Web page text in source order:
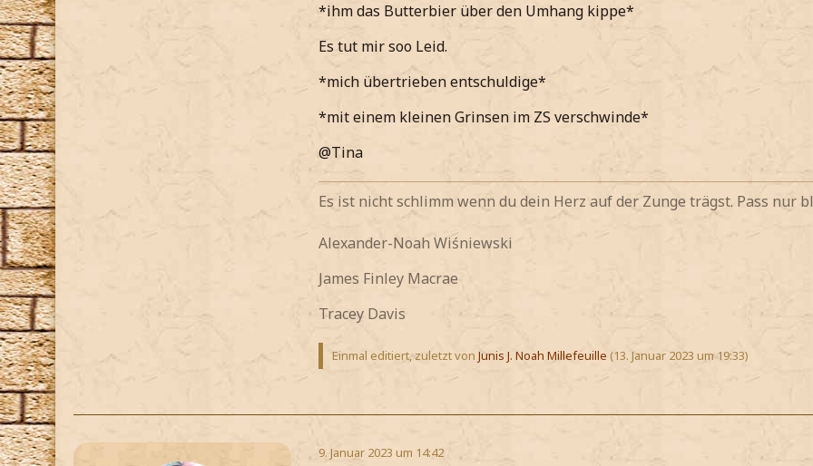
*ihm das Butterbier über den Umhang kippe*
Es tut mir soo Leid.
*mich übertrieben entschuldige*
*mit einem kleinen Grinsen im ZS verschwinde*
@Tina
Es ist nicht schlimm wenn du dein Herz auf der Zunge trägst. Pass nur
Alexander-Noah Wiśniewski
James Finley Macrae
Tracey Davis
Einmal editiert, zuletzt von Junis J. Noah Millefeuille (13. Januar 2023 um 19:33)
9. Januar 2023 um 14:42